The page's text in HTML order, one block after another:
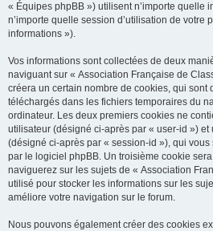
« Équipes phpBB ») utilisent n’importe quelle
n’importe quelle session d’utilisation de votre
informations »).
Vos informations sont collectées de deux
naviguant sur « Association Française de
créera un certain nombre de cookies, qui sont
téléchargés dans les fichiers temporaires du
ordinateur. Les deux premiers cookies ne
utilisateur (désigné ci-après par « user-id »)
(désigné ci-après par « session-id »), qui
par le logiciel phpBB. Un troisième cookie
naviguerez sur les sujets de « Association
utilisé pour stocker les informations sur les
améliore votre navigation sur le forum.
Nous pouvons également créer des cookies